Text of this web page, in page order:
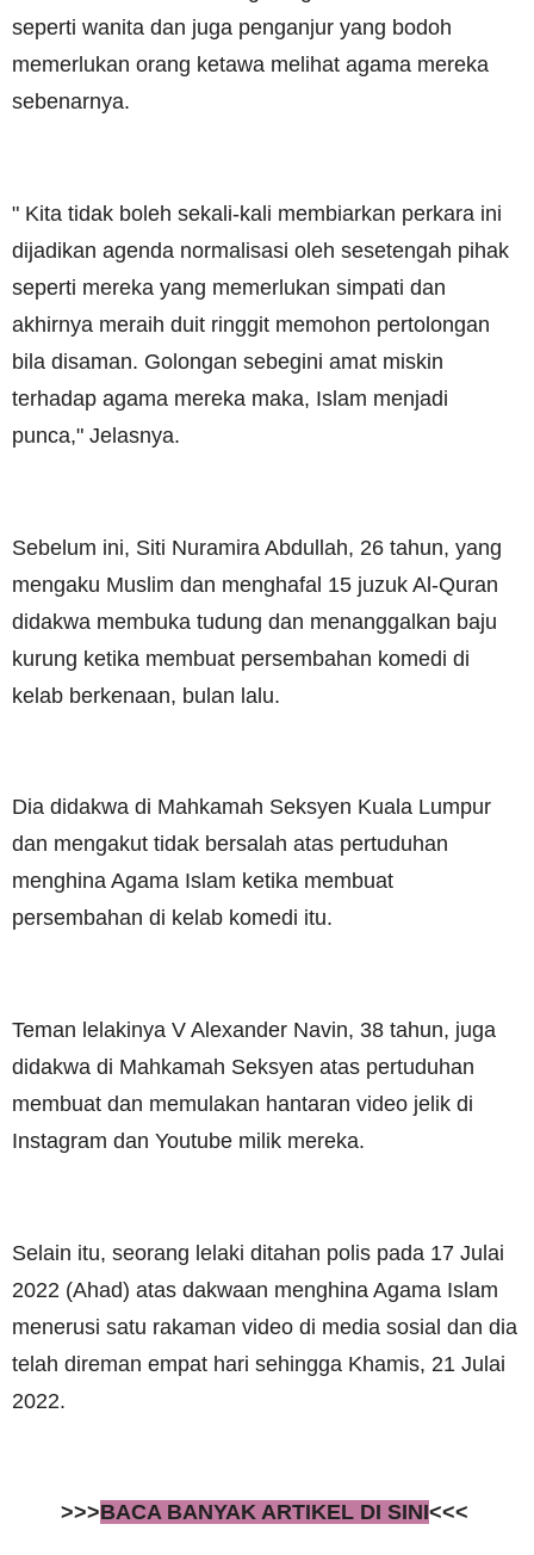
seperti wanita dan juga penganjur yang bodoh
memerlukan orang ketawa melihat agama mereka
sebenarnya.
" Kita tidak boleh sekali-kali membiarkan perkara ini
dijadikan agenda normalisasi oleh sesetengah pihak
seperti mereka yang memerlukan simpati dan
akhirnya meraih duit ringgit memohon pertolongan
bila disaman. Golongan sebegini amat miskin
terhadap agama mereka maka, Islam menjadi
punca," Jelasnya.
Sebelum ini, Siti Nuramira Abdullah, 26 tahun, yang
mengaku Muslim dan menghafal 15 juzuk Al-Quran
didakwa membuka tudung dan menanggalkan baju
kurung ketika membuat persembahan komedi di
kelab berkenaan, bulan lalu.
Dia didakwa di Mahkamah Seksyen Kuala Lumpur
dan mengakut tidak bersalah atas pertuduhan
menghina Agama Islam ketika membuat
persembahan di kelab komedi itu.
Teman lelakinya V Alexander Navin, 38 tahun, juga
didakwa di Mahkamah Seksyen atas pertuduhan
membuat dan memulakan hantaran video jelik di
Instagram dan Youtube milik mereka.
Selain itu, seorang lelaki ditahan polis pada 17 Julai
2022 (Ahad) atas dakwaan menghina Agama Islam
menerusi satu rakaman video di media sosial dan dia
telah direman empat hari sehingga Khamis, 21 Julai
2022.
>>>BACA BANYAK ARTIKEL DI SINI<<<